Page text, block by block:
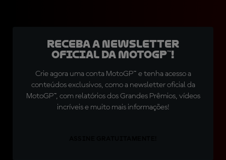
Receba a newsletter
oficial da MotoGP™!
Crie agora uma conta MotoGP™ e tenha acesso a
conteúdos exclusivos, como a newsletter oficial da
MotoGP™, com relatórios dos Grandes Prêmios, vídeos
incríveis e muito mais informações!